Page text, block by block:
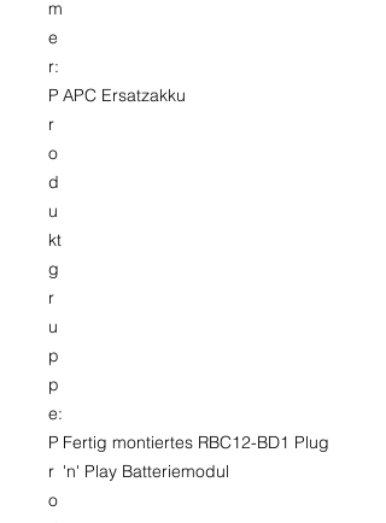
m
e
r:
P
r
o
d
u
kt
g
r
u
p
p
e:
APC Ersatzakku
P
r
o
Fertig montiertes RBC12-BD1 Plug
'n' Play Batteriemodul